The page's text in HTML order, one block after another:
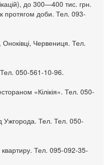
до 300—400 тис. грн.
протягом доби. Тел. 093-
Червениця. Тел.
050-561-10-96.
«Кілікія». Тел. 050-
Ужгорода. Тел. Тел. 050-
Тел. 095-092-35-